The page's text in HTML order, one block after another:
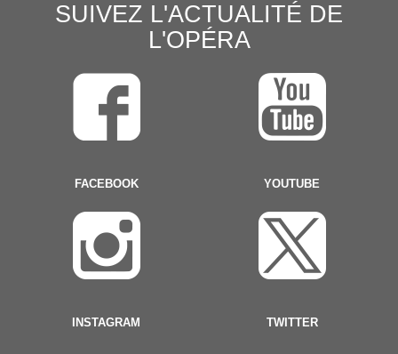
SUIVEZ L'ACTUALITÉ DE
L'OPÉRA
FACEBOOK YOUTUBE
INSTAGRAM TWITTER